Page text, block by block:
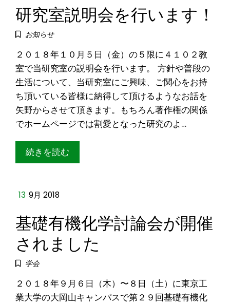
研究室説明会を行います！
お知らせ
２０１８年１０月５日（金）の５限に４１０２教
室で当研究室の説明会を行います。 方針や普段の
生活について、当研究室にご興味、ご関心をお持
ち頂いている皆様に納得して頂けるようなお話を
矢野からさせて頂きます。もちろん著作権の関係
でホームページでは割愛となった研究のよ…
続きを読む
13 9月 2018
基礎有機化学討論会が開催
されました
学会
２０１８年９月６日（木）〜８日（土）に東京工
業大学の大岡山キャンパスで第２９回基礎有機化